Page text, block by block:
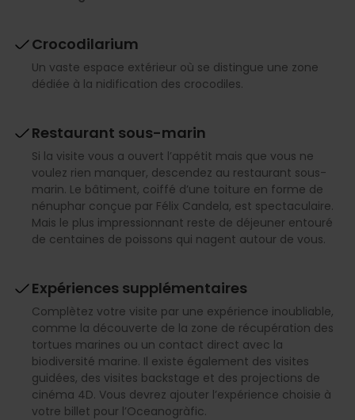
Crocodilarium
Un vaste espace extérieur où se distingue une zone
dédiée à la nidification des crocodiles.
Restaurant sous-marin
Si la visite vous a ouvert l’appétit mais que vous ne
voulez rien manquer, descendez au restaurant sous-
marin. Le bâtiment, coiffé d’une toiture en forme de
nénuphar conçue par Félix Candela, est spectaculaire.
Mais le plus impressionnant reste de déjeuner entouré
de centaines de poissons qui nagent autour de vous.
Expériences supplémentaires
Complètez votre visite par une expérience inoubliable,
comme la découverte de la zone de récupération des
tortues marines ou un contact direct avec la
biodiversité marine. Il existe également des visites
guidées, des visites backstage et des projections de
cinéma 4D. Vous devrez ajouter l’expérience choisie à
votre billet pour l’Oceanogràfic.